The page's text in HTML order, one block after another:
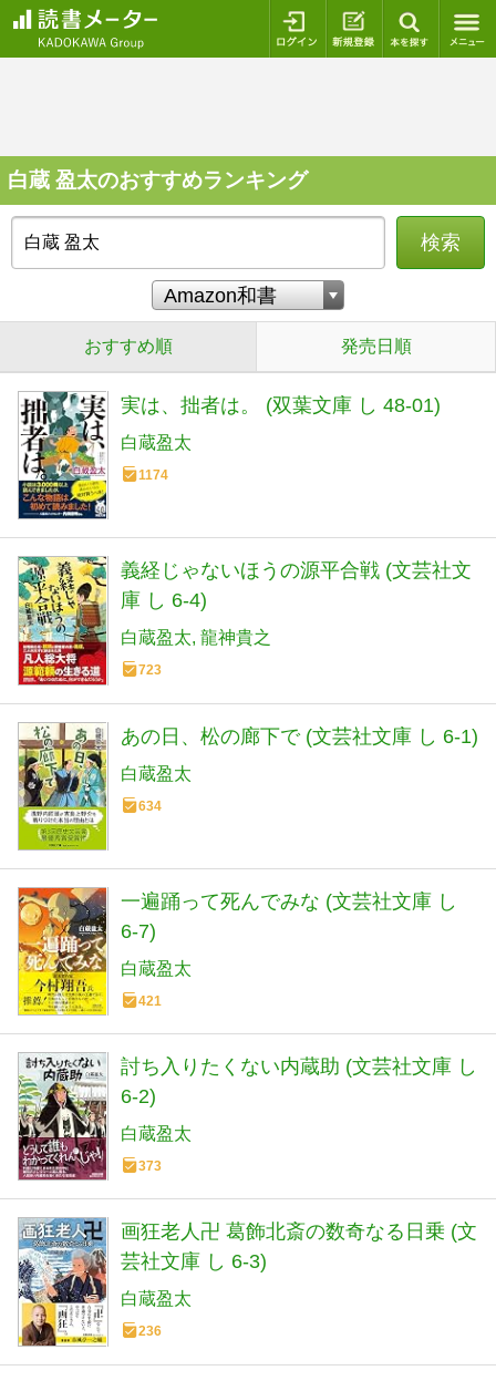
ログイン 新規登録
白蔵 盈太のおすすめランキング
検索
おすすめ順 発売日順
実は、拙者は。 (双葉文庫 し 48-01)
白蔵盈太
1174
義経じゃないほうの源平合戦 (文芸社文
庫 し 6-4)
白蔵盈太 龍神貴之
723
あの日、松の廊下で (文芸社文庫 し 6-1)
白蔵盈太
634
一遍踊って死んでみな (文芸社文庫 し
6-7)
白蔵盈太
421
討ち入りたくない内蔵助 (文芸社文庫 し
6-2)
白蔵盈太
373
画狂老人卍 葛飾北斎の数奇なる日乗 (文
芸社文庫 し 6-3)
白蔵盈太
236